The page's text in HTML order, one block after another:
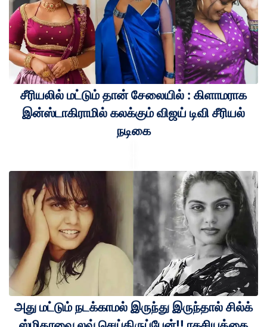
சீரியலில் மட்டும் தான் சேலையில் : கிளாமராக
இன்ஸ்டாகிராமில் கலக்கும் விஜய் டிவி சீரியல்
நடிகை
அது மட்டும் நடக்காமல் இருந்து இருந்தால் சில்க்